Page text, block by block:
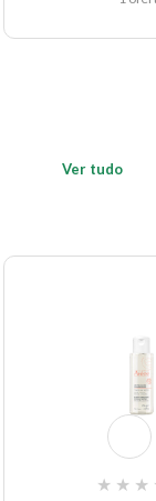
Ver tudo
★ ★ ★